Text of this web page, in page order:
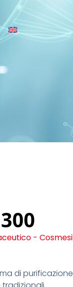
- Cosmesi
di purificazione